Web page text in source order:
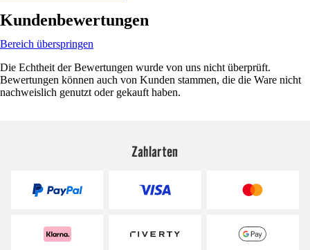
Kundenbewertungen
Bereich überspringen
Die Echtheit der Bewertungen wurde von uns nicht überprüft.
Bewertungen können auch von Kunden stammen, die die Ware nicht
nachweislich genutzt oder gekauft haben.
Zahlarten